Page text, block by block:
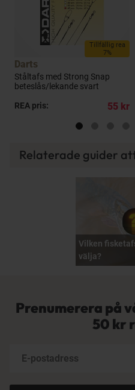
Tillfällig rea
7%
Darts
Ståltafs med Strong Snap
beteslås/lekande svart
REA pris:
55 kr
Relaterade guider
Vilken
välja?
Prenumerera på
50 kr